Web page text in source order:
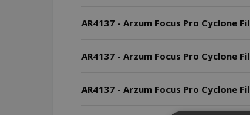
AR4137 - Arzum Focus Pro Cyclone
AR4137 - Arzum Focus Pro Cyclone
AR4137 - Arzum Focus Pro Cyclone